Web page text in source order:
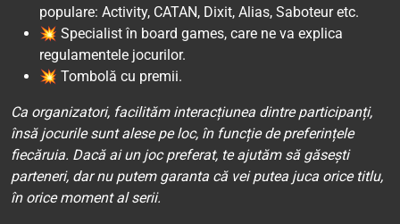
populare: Activity, CATAN, Dixit, Alias, Saboteur etc.
💥 Specialist în board games, care ne va explica
regulamentele jocurilor.
💥 Tombolă cu premii.
Ca organizatori, facilităm interacțiunea dintre participanți,
însă jocurile sunt alese pe loc, în funcție de preferințele
fiecăruia. Dacă ai un joc preferat, te ajutăm să găsești
parteneri, dar nu putem garanta că vei putea juca orice titlu,
în orice moment al serii.